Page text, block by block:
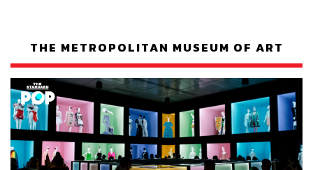
THE METROPOLITAN MUSEUM OF ART